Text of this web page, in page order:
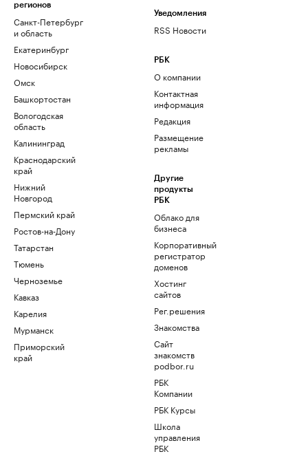
регионов
Санкт-Петербург
и область
Екатеринбург
Новосибирск
Омск
Башкортостан
Вологодская
область
Калининград
Краснодарский
край
Нижний
Новгород
Пермский край
Ростов-на-Дону
Татарстан
Тюмень
Черноземье
Кавказ
Карелия
Мурманск
Приморский
край
Уведомления
RSS Новости
РБК
О компании
Контактная
информация
Редакция
Размещение
рекламы
Другие
продукты
РБК
Облако для
бизнеса
Корпоративный
регистратор
доменов
Хостинг
сайтов
Рег.решения
Знакомства
Сайт
знакомств
podbor.ru
РБК
Компании
РБК Курсы
Школа
управления
РБК